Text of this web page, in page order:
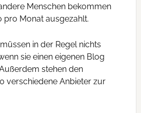
Menschen bekommen
pro Monat ausgezahlt.
in der Regel nichts
sie einen eigenen Blog
stehen den
verschiedene Anbieter zur